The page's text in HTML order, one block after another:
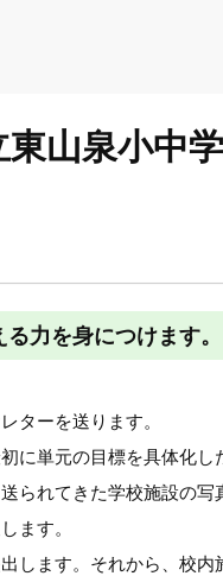
山泉小中学
力を身につけます。
ターを送ります。
に単元の目標を具体化し
られてきた学校施設の写
ます。
します。それから、校内